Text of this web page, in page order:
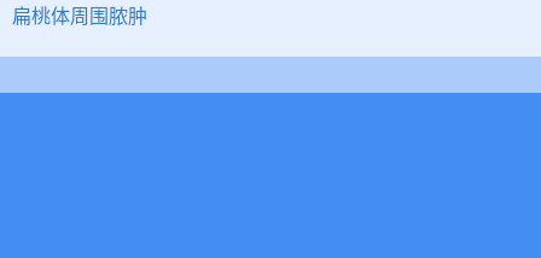
扁桃体周围脓肿